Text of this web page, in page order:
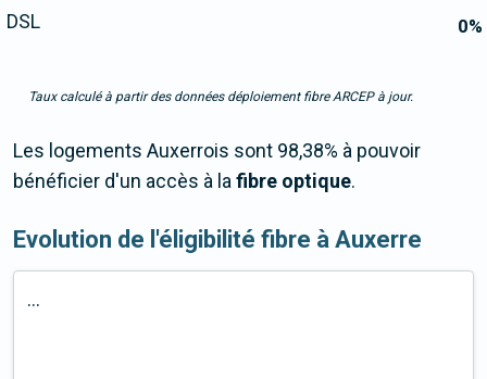
0%
DSL
Taux calculé à partir des données déploiement fibre ARCEP à jour.
Les logements Auxerrois sont 98,38% à pouvoir
bénéficier d'un accès à lafibre optique.
Evolution de l'éligibilité fibre à Auxerre
...